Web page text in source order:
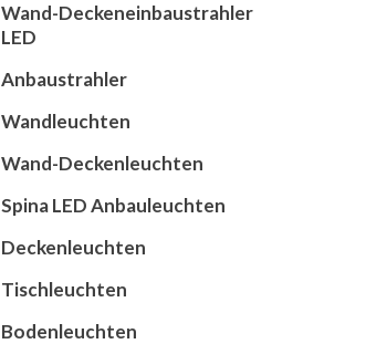
Wand-Deckeneinbaustrahler
LED
Anbaustrahler
Wandleuchten
Wand-Deckenleuchten
Spina LED Anbauleuchten
Deckenleuchten
Tischleuchten
Bodenleuchten